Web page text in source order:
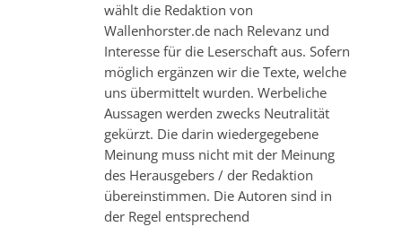
wählt die Redaktion von
Wallenhorster.de nach Relevanz und
Interesse für die Leserschaft aus. Sofern
möglich ergänzen wir die Texte, welche
uns übermittelt wurden. Werbeliche
Aussagen werden zwecks Neutralität
gekürzt. Die darin wiedergegebene
Meinung muss nicht mit der Meinung
des Herausgebers / der Redaktion
übereinstimmen. Die Autoren sind in
der Regel entsprechend